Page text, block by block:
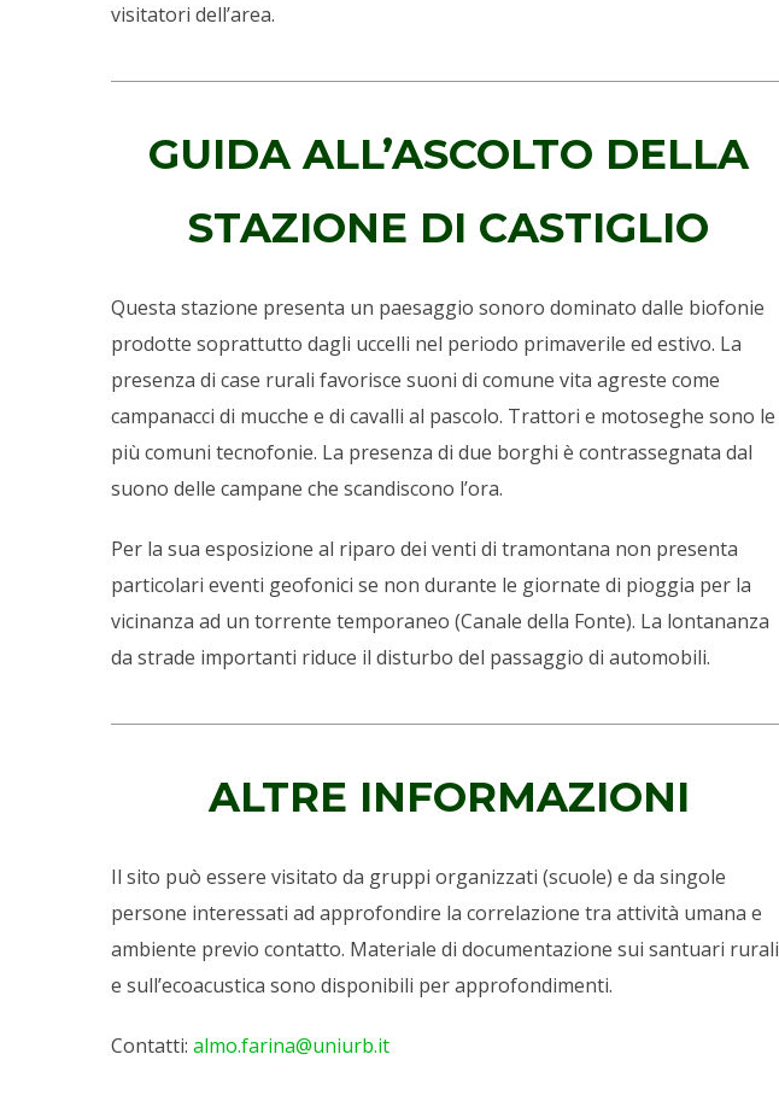
visitatori dell’area.
GUIDA ALL’ASCOLTO DELLA
STAZIONE DI CASTIGLIO
Questa stazione presenta un paesaggio sonoro dominato dalle biofonie
prodotte soprattutto dagli uccelli nel periodo primaverile ed estivo. La
presenza di case rurali favorisce suoni di comune vita agreste come
campanacci di mucche e di cavalli al pascolo. Trattori e motoseghe sono le
più comuni tecnofonie. La presenza di due borghi è contrassegnata dal
suono delle campane che scandiscono l’ora.
Per la sua esposizione al riparo dei venti di tramontana non presenta
particolari eventi geofonici se non durante le giornate di pioggia per la
vicinanza ad un torrente temporaneo (Canale della Fonte). La lontananza
da strade importanti riduce il disturbo del passaggio di automobili.
ALTRE INFORMAZIONI
Il sito può essere visitato da gruppi organizzati (scuole) e da singole
persone interessati ad approfondire la correlazione tra attività umana e
ambiente previo contatto. Materiale di documentazione sui santuari rurali
e sull’ecoacustica sono disponibili per approfondimenti.
Contatti: almo.farina@uniurb.it